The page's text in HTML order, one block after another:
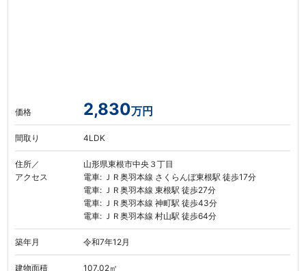
価格 2,830万円
間取り 4LDK
住所／
アクセス
山形県東根市中央３丁目
電車: ＪＲ奥羽本線 さくらんぼ東根駅 徒歩17分
電車: ＪＲ奥羽本線 東根駅 徒歩27分
電車: ＪＲ奥羽本線 神町駅 徒歩43分
電車: ＪＲ奥羽本線 村山駅 徒歩64分
築年月 令和7年12月
建物面積 107.02㎡